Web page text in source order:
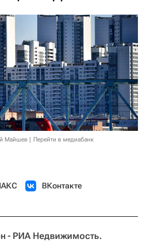
Майшев Перейти в медиабанк
ВКонтакте
- РИА Недвижимость.